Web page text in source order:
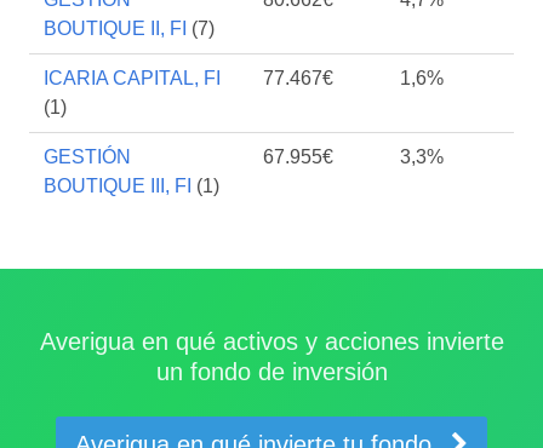
BOUTIQUE II, FI (7)
ICARIA CAPITAL, FI
(1)
77.467€ 1,6%
GESTIÓN
BOUTIQUE III, FI (1)
67.955€ 3,3%
Averigua en qué activos y acciones invierte
un fondo de inversión